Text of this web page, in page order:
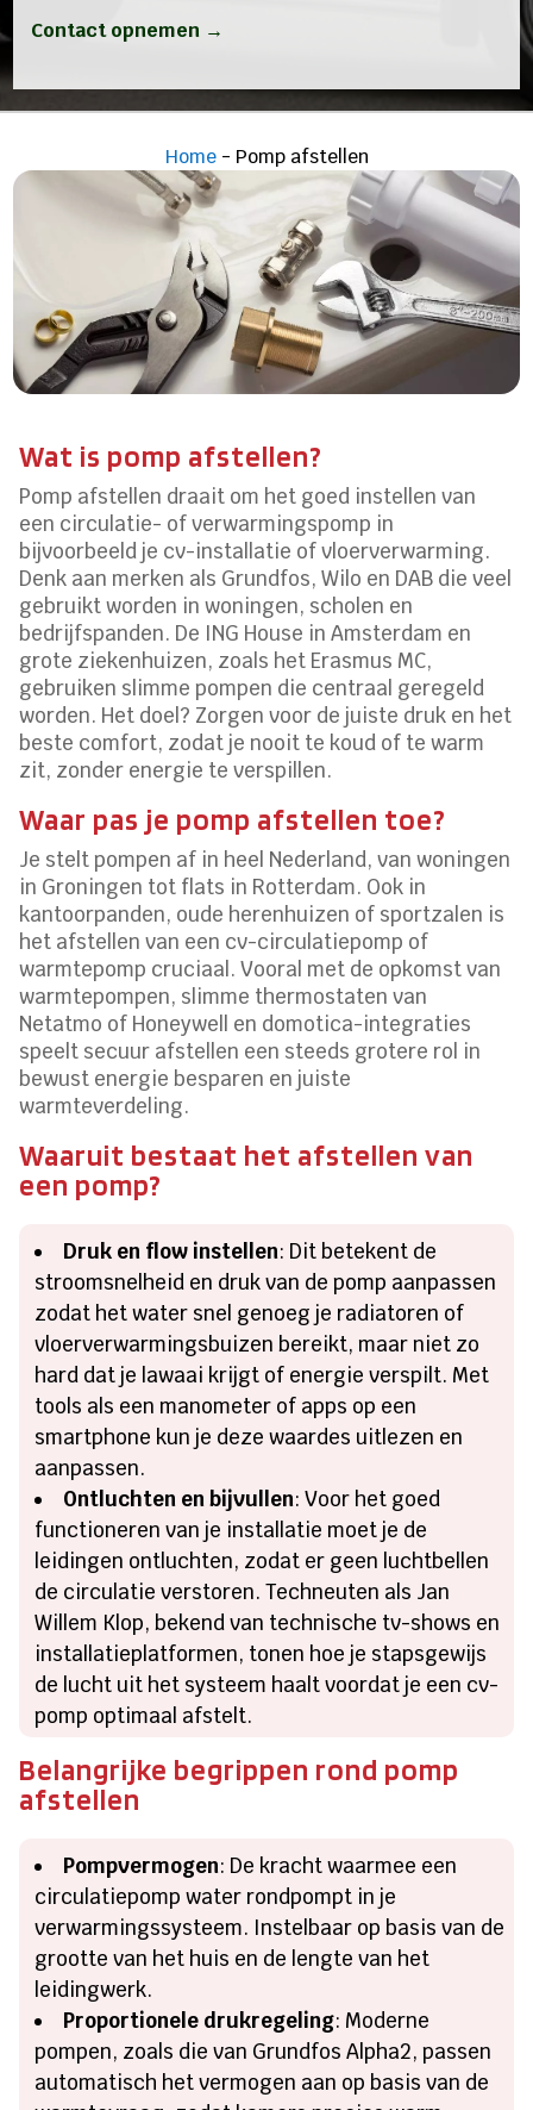
Contact opnemen →
Home- Pomp afstellen
Wat is pomp afstellen?
Pomp afstellen draait om het goed instellen van
een circulatie- of verwarmingspomp in
bijvoorbeeld je cv-installatie of vloerverwarming.
Denk aan merken als Grundfos, Wilo en DAB die veel
gebruikt worden in woningen, scholen en
bedrijfspanden. De ING House in Amsterdam en
grote ziekenhuizen, zoals het Erasmus MC,
gebruiken slimme pompen die centraal geregeld
worden. Het doel? Zorgen voor de juiste druk en het
beste comfort, zodat je nooit te koud of te warm
zit, zonder energie te verspillen.
Waar pas je pomp afstellen toe?
Je stelt pompen af in heel Nederland, van woningen
in Groningen tot flats in Rotterdam. Ook in
kantoorpanden, oude herenhuizen of sportzalen is
het afstellen van een cv-circulatiepomp of
warmtepomp cruciaal. Vooral met de opkomst van
warmtepompen, slimme thermostaten van
Netatmo of Honeywell en domotica-integraties
speelt secuur afstellen een steeds grotere rol in
bewust energie besparen en juiste
warmteverdeling.
Waaruit bestaat het afstellen van
een pomp?
Druk en flow instellen: Dit betekent de
stroomsnelheid en druk van de pomp aanpassen
zodat het water snel genoeg je radiatoren of
vloerverwarmingsbuizen bereikt, maar niet zo
hard dat je lawaai krijgt of energie verspilt. Met
tools als een manometer of apps op een
smartphone kun je deze waardes uitlezen en
aanpassen.
Ontluchten en bijvullen: Voor het goed
functioneren van je installatie moet je de
leidingen ontluchten, zodat er geen luchtbellen
de circulatie verstoren. Techneuten als Jan
Willem Klop, bekend van technische tv-shows en
installatieplatformen, tonen hoe je stapsgewijs
de lucht uit het systeem haalt voordat je een cv-
pomp optimaal afstelt.
Belangrijke begrippen rond pomp
afstellen
Pompvermogen: De kracht waarmee een
circulatiepomp water rondpompt in je
verwarmingssysteem. Instelbaar op basis van de
grootte van het huis en de lengte van het
leidingwerk.
Proportionele drukregeling: Moderne
pompen, zoals die van Grundfos Alpha2, passen
automatisch het vermogen aan op basis van de